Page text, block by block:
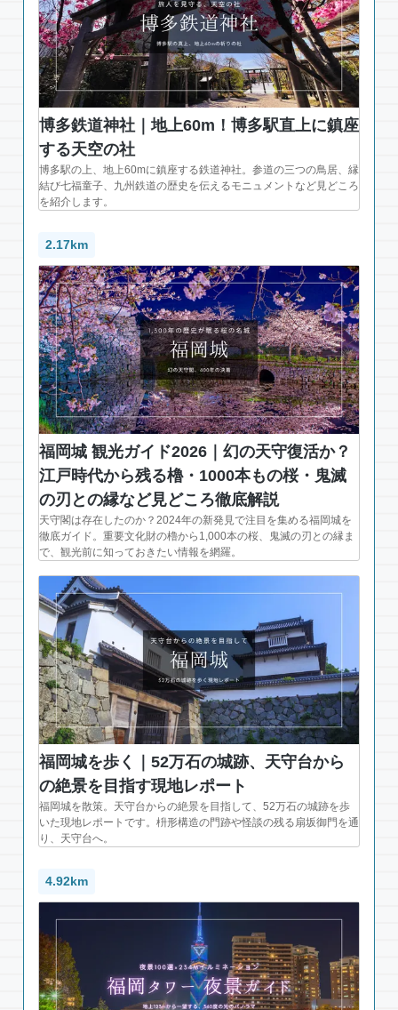
博多鉄道神社｜地上60m！博多駅直上に鎮座
する天空の社
博多駅の上、地上60mに鎮座する鉄道神社。参道の三つの鳥居、縁
結び七福童子、九州鉄道の歴史を伝えるモニュメントなど見どころ
を紹介します。
2.17km
福岡城 観光ガイド2026｜幻の天守復活か？
江戸時代から残る櫓・1000本もの桜・鬼滅
の刃との縁など見どころ徹底解説
天守閣は存在したのか？2024年の新発見で注目を集める福岡城を
徹底ガイド。重要文化財の櫓から1,000本の桜、鬼滅の刃との縁ま
で、観光前に知っておきたい情報を網羅。
福岡城を歩く｜52万石の城跡、天守台から
の絶景を目指す現地レポート
福岡城を散策。天守台からの絶景を目指して、52万石の城跡を歩
いた現地レポートです。枡形構造の門跡や怪談の残る扇坂御門を通
り、天守台へ。
4.92km